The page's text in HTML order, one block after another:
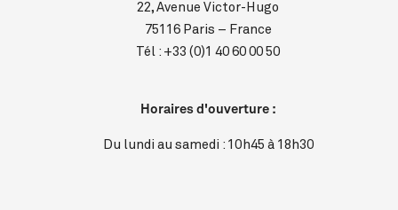
22, Avenue Victor-Hugo
75116 Paris – France
Tél : +33 (0)1 40 60 00 50
Horaires d'ouverture :
Du lundi au samedi : 10h45 à 18h30